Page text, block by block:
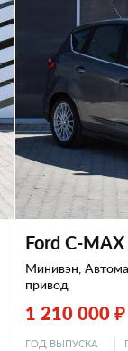
Ford C-MAX
Минивэн,
привод
1 210 000 ₽
ГОД ВЫПУСКА